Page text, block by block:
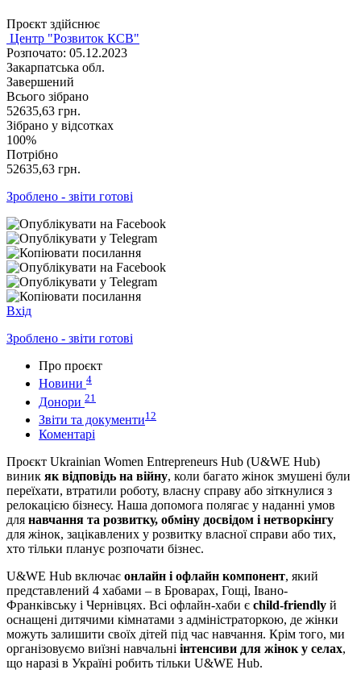
Проєкт здійснює
Центр "Розвиток КСВ"
Розпочато: 05.12.2023
Закарпатська обл.
Завершений
Всього зібрано
52635,63 грн.
Зібрано у відсотках
100%
Потрібно
52635,63 грн.
Зроблено - звіти готові
Вхід
Зроблено - звіти готові
Про проєкт
Новини 4
Донори 21
Звіти та документи12
Коментарі
Проєкт Ukrainian Women Entrepreneurs Hub (U&WE Hub)
виник як відповідь на війну, коли багато жінок змушені були
переїхати, втратили роботу, власну справу або зіткнулися з
релокацією бізнесу. Наша допомога полягає у наданні умов
для навчання та розвитку, обміну досвідом і нетворкінгу
для жінок, зацікавлених у розвитку власної справи або тих,
хто тільки планує розпочати бізнес.
U&WE Hub включає онлайн і офлайн компонент, який
представлений 4 хабами – в Броварах, Гощі, Івано-
Франківську і Чернівцях. Всі офлайн-хаби є child-friendly й
оснащені дитячими кімнатами з адміністраторкою, де жінки
можуть залишити своїх дітей під час навчання. Крім того, ми
організовуємо виїзні навчальні інтенсиви для жінок у селах,
що наразі в Україні робить тільки U&WE Hub.